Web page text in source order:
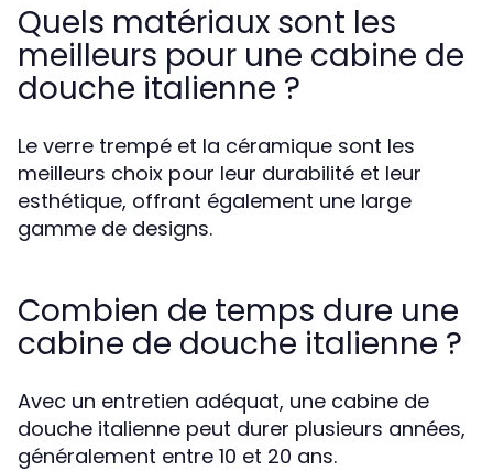
Quels matériaux sont les
meilleurs pour une cabine de
douche italienne ?
Le verre trempé et la céramique sont les
meilleurs choix pour leur durabilité et leur
esthétique, offrant également une large
gamme de designs.
Combien de temps dure une
cabine de douche italienne ?
Avec un entretien adéquat, une cabine de
douche italienne peut durer plusieurs années,
généralement entre 10 et 20 ans.